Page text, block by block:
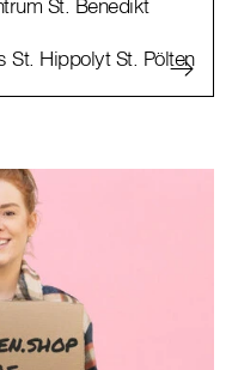
St. Benedikt
St. Hippolyt St. Pölten